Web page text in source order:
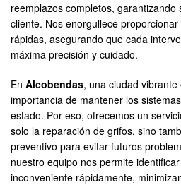
reemplazos completos,
cliente. Nos enorgullece
rápidas, asegurando que cada
máxima precisión y cuidado.
En Alcobendas, una ciudad
importancia de mantener los
estado. Por eso, ofrecemos un
solo la reparación de grifos, sino
preventivo para evitar futuros
nuestro equipo nos permite
inconveniente rápidamente,